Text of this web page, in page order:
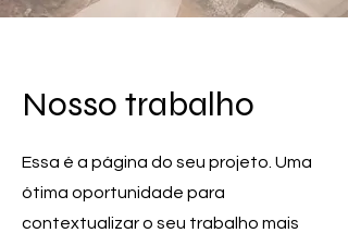
Nosso trabalho
Essa é a página do seu projeto. Uma
ótima oportunidade para
contextualizar o seu trabalho mais